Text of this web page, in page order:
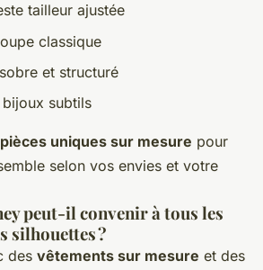
tailleur ajustée
classique
et structuré
subtils
pièces uniques sur mesure pour
selon vos envies et votre
peut-il convenir à tous les
silhouettes ?
des vêtements sur mesure et des